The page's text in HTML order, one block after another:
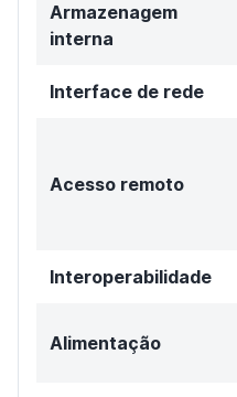
Armazenagem
interna
Interface de rede
Acesso remoto
Interoperabilidade
Alimentação